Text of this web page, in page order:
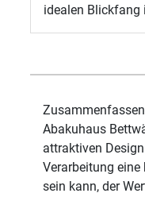
idealen Blickfang
Abakuhaus
attraktiven
Verarbeitung eine
sein kann, der